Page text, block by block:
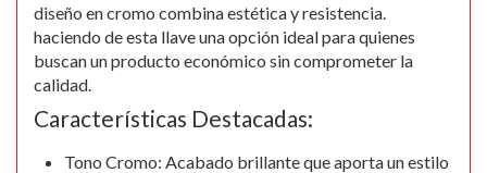
diseño en cromo combina estética y resistencia.
haciendo de esta llave una opción ideal para quienes
buscan un producto económico sin comprometer la
calidad.
Características Destacadas:
Tono Cromo: Acabado brillante que aporta un estilo